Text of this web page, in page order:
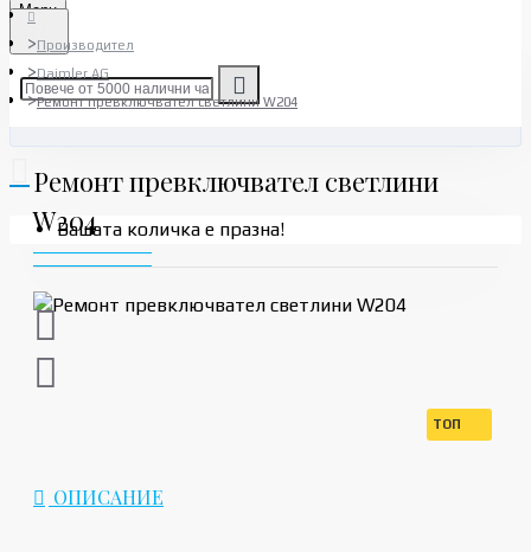
Menu
Вашата количка е празна!
Производител
Daimler AG
Ремонт превключвател светлини W204
Ремонт превключвател светлини
W204
ТОП
ОПИСАНИЕ